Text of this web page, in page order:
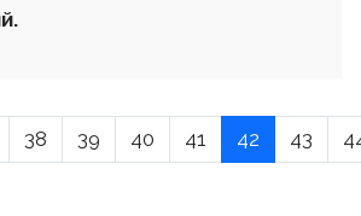
38 39 40 41 42 43